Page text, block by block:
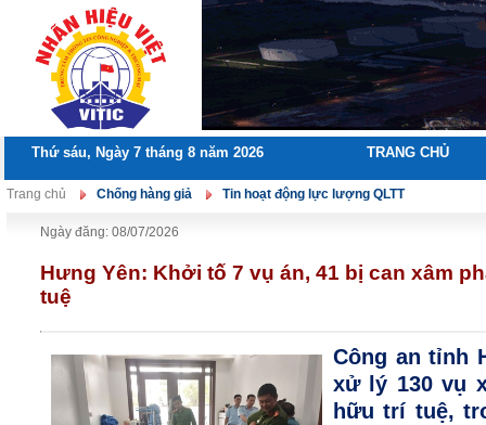
Thứ sáu, Ngày 7 tháng 8 năm 2026 TRANG CHỦ
Trang chủ Chống hàng giả Tin hoạt động lực lượng QLTT
Ngày đăng: 08/07/2026
Hưng Yên: Khởi tố 7 vụ án, 41 bị can xâm
tuệ
Công an tỉnh
xử lý 130 vụ
hữu trí tuệ,